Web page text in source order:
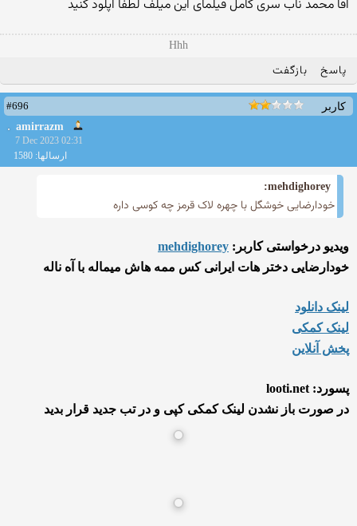
اقا محمد ناب سری کامل فیلمای این میلف لطفا اپلود کنید
Hhh
پاسخ بازگفت
کاربر
#696
amirrazm
7 Dec 2023 02:31
ارسالها: 1580
mehdighorey:
خودارضایی خوشگل با چهره لاک قرمز چه کوسی داره
ویدیو درخواستی کاربر: mehdighorey
خودارضایی دختر هات ایرانی کس ممه هاش میماله با آه ناله
لینک دانلود
لینک کمکی
پخش آنلاین
پسورد: looti.net
در صورت باز نشدن لینک کمکی کپی و در تب جدید قرار بدید